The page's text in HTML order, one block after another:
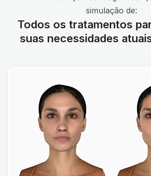
simulação de:
Todos os tratamentos
suas necessidades